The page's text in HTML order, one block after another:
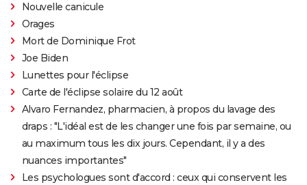
Nouvelle canicule
Orages
Mort de Dominique Frot
Joe Biden
Lunettes pour l'éclipse
Carte de l'éclipse solaire du 12 août
Alvaro Fernandez, pharmacien, à propos du lavage des
draps : "L'idéal est de les changer une fois par semaine, ou
au maximum tous les dix jours. Cependant, il y a des
nuances importantes"
Les psychologues sont d'accord : ceux qui conservent les